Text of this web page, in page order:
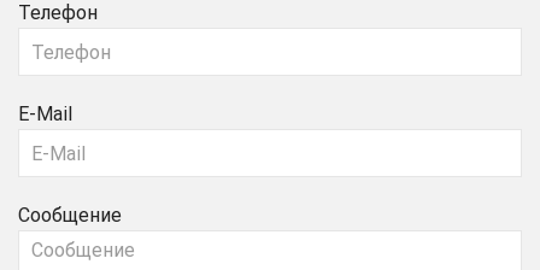
Телефон
E-Mail
Сообщение